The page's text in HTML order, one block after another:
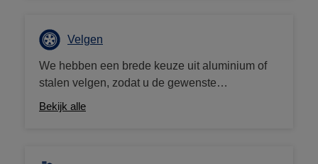
hele jaar door. Als je elders een goedkopere
prijs vindt, betalen we je het verschil terug!
Velgen
We hebben een brede keuze uit aluminium of
stalen velgen, zodat u de gewenste
personalisatie aan uw voertuig kunt brengen.
Bekijk alle